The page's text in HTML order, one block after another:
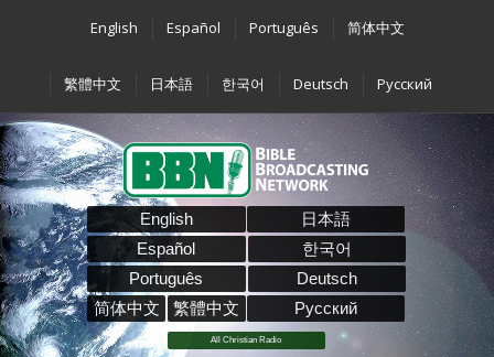
English Español Português 简体中文
繁體中文 日本語 한국어 Deutsch Pусский
English
Español
Português
简体中文
繁體中文
日本語
한국어
Deutsch
Pусский
All Christian Radio